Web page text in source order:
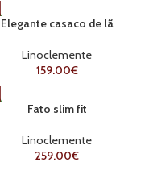
Elegante casaco de lã
Linoclemente
159.00€
Fato slim fit
Linoclemente
259.00€